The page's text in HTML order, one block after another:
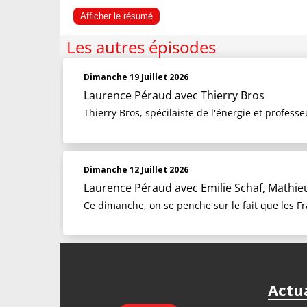
Afficher le résumé
Les autres épisodes
Dimanche 19 Juillet 2026
Laurence Péraud avec Thierry Bros
Thierry Bros, spécilaiste de l'énergie et
Dimanche 12 Juillet 2026
Laurence Péraud avec Emilie Schaf,
Ce dimanche, on se penche sur le fait que les